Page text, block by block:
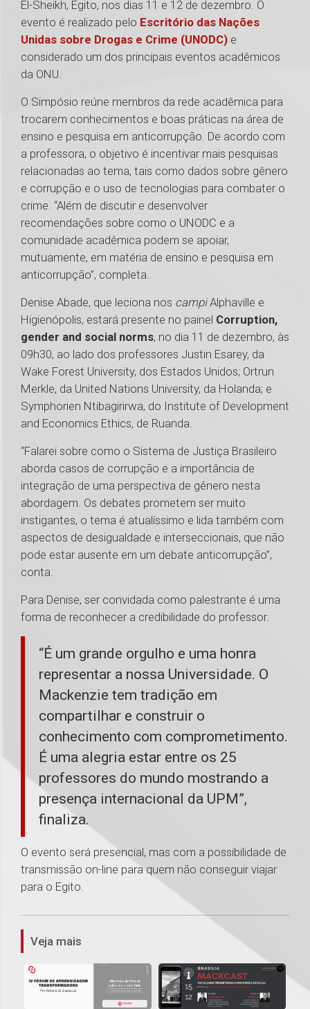
El-Sheikh, Egito, nos dias 11 e 12 de dezembro. O
evento é realizado pelo Escritório das Nações
Unidas sobre Drogas e Crime (UNODC) e
considerado um dos principais eventos acadêmicos
da ONU.
O Simpósio reúne membros da rede acadêmica para
trocarem conhecimentos e boas práticas na área de
ensino e pesquisa em anticorrupção. De acordo com
a professora, o objetivo é incentivar mais pesquisas
relacionadas ao tema, tais como dados sobre gênero
e corrupção e o uso de tecnologias para combater o
crime. “Além de discutir e desenvolver
recomendações sobre como o UNODC e a
comunidade acadêmica podem se apoiar,
mutuamente, em matéria de ensino e pesquisa em
anticorrupção”, completa.
Denise Abade, que leciona nos campiAlphaville e
Higienópolis, estará presente no painel Corruption,
gender and social norms, no dia 11 de dezembro, às
09h30, ao lado dos professores Justin Esarey, da
Wake Forest University, dos Estados Unidos; Ortrun
Merkle, da United Nations University, da Holanda; e
Symphorien Ntibagirirwa, do Institute of Development
and Economics Ethics, de Ruanda.
“Falarei sobre como o Sistema de Justiça Brasileiro
aborda casos de corrupção e a importância de
integração de uma perspectiva de gênero nesta
abordagem. Os debates prometem ser muito
instigantes, o tema é atualíssimo e lida também com
aspectos de desigualdade e interseccionais, que não
pode estar ausente em um debate anticorrupção”,
conta.
Para Denise, ser convidada como palestrante é uma
forma de reconhecer a credibilidade do professor.
“É um grande orgulho e uma honra
representar a nossa Universidade. O
Mackenzie tem tradição em
compartilhar e construir o
conhecimento com comprometimento.
É uma alegria estar entre os 25
professores do mundo mostrando a
presença internacional da UPM”,
finaliza.
O evento será presencial, mas com a possibilidade de
transmissão on-line para quem não conseguir viajar
para o Egito.
Veja mais